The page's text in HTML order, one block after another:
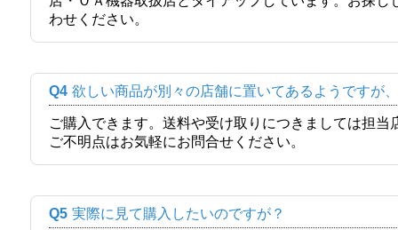
わせください。
Q4 欲しい商品が別々の店舗に置いてあるようですが
ご購入できます。送料や受け取りにつきましては担
ご不明点はお気軽にお問合せください。
Q5 実際に見て購入したいのですが？